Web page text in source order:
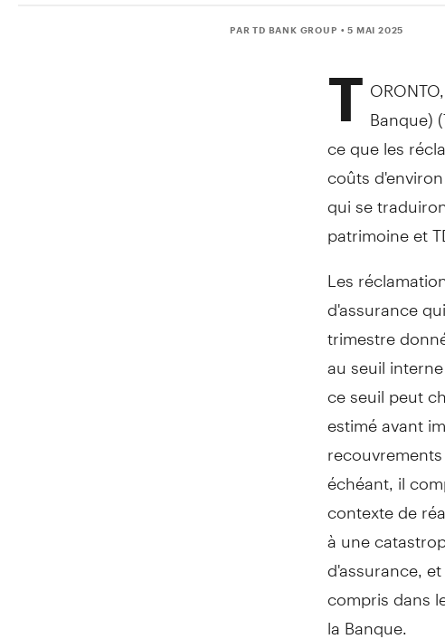
PAR TD BANK GROUP • 5 MAI 2025
T ORONTO,
Banque)
ce que les
coûts
qui se
patrimoine et
Les
d'assurance
trimestre
au seuil
ce seuil peut
estimé avant
échéant, il
contexte de
à une
d'assurance,
compris dans
la Banque.